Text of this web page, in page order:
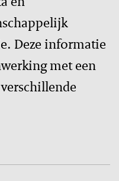
Deze informatie
met een